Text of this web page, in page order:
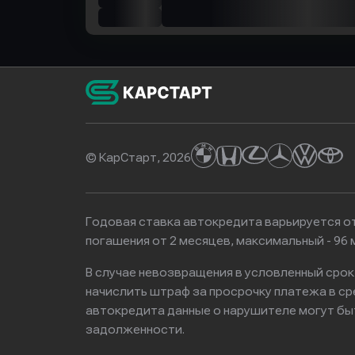
© КарСтарт, 2026
Годовая ставка автокредита варьируется
погашения от 2 месяцев, максимальный -
В случае невозвращения в условленный
начислить штраф за просрочку платежа в
автокредита данные о нарушителе могут
задолженности.